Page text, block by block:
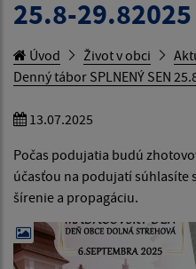
25.8-29.82025
Úvod Život v obci
Denný tábor SPLNENÝ SEN
13.07.2025
Počas podujatia budú
účasťou na podujatí súhlasíte
šírenie a propagáciu.